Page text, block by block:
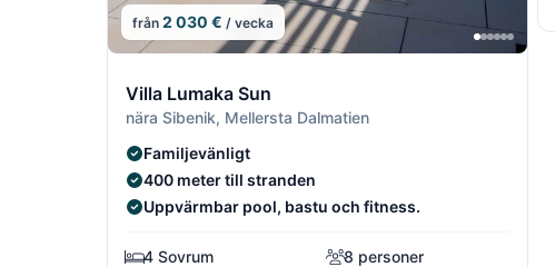
från 2 030 € / vecka
Villa Lumaka Sun
nära Sibenik, Mellersta Dalmatien
Familjevänligt
400 meter till stranden
Uppvärmbar pool, bastu och fitness.
4 Sovrum
8 personer